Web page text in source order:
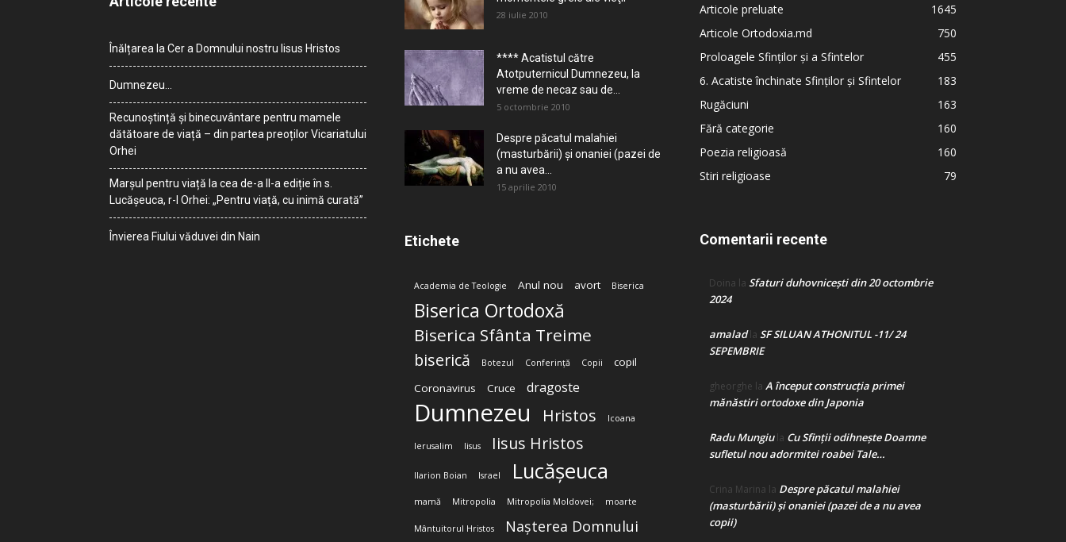
Înălțarea la Cer a Domnului nostru Iisus Hristos
Dumnezeu…
Recunoștință și binecuvântare pentru mamele
dătătoare de viață – din partea preoților Vicariatului
Orhei
Marșul pentru viață la cea de-a II-a ediție în s.
Lucășeuca, r-l Orhei: „Pentru viață, cu inimă curată”
Învierea Fiului văduvei din Nain
28 iulie 2010
**** Acatistul către
Atotputernicul Dumnezeu, la
vreme de necaz sau de...
5 octombrie 2010
Despre păcatul malahiei
(masturbării) şi onaniei (pazei de
a nu avea...
15 aprilie 2010
Etichete
Academia de Teologie Anul nou avort Biserica
Biserica Ortodoxă
Biserica Sfânta Treime
biserică Botezul Conferință Copii
copil
Coronavirus
Cruce dragoste
Dumnezeu Hristos Icoana
Ierusalim Iisus Iisus Hristos
Ilarion Boian Israel Lucășeuca
mamă Mitropolia Mitropolia Moldovei; moarte
Mântuitorul Hristos Nașterea Domnului
Articole preluate
1645
Articole Ortodoxia.md
750
Proloagele Sfinților și a Sfintelor
455
6. Acatiste închinate Sfinților și Sfintelor
183
Rugăciuni
163
Fără categorie
160
Poezia religioasă
160
Stiri religioase
79
Comentarii recente
Doina la Sfaturi duhovnicești din 20 octombrie
2024
amaladla SF SILUAN ATHONITUL -11/ 24
SEPEMBRIE
gheorghe la A început construcţia primei
mănăstiri ortodoxe din Japonia
Radu Mungiula Cu Sfinții odihnește Doamne
sufletul nou adormitei roabei Tale…
Crina Marina la Despre păcatul malahiei
(masturbării) şi onaniei (pazei de a nu avea
copii)